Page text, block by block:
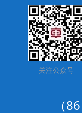
关注公众号
（